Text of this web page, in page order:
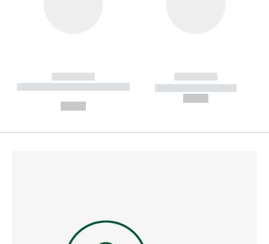
------------
----------- ----------- --------
------------
----------- -----------